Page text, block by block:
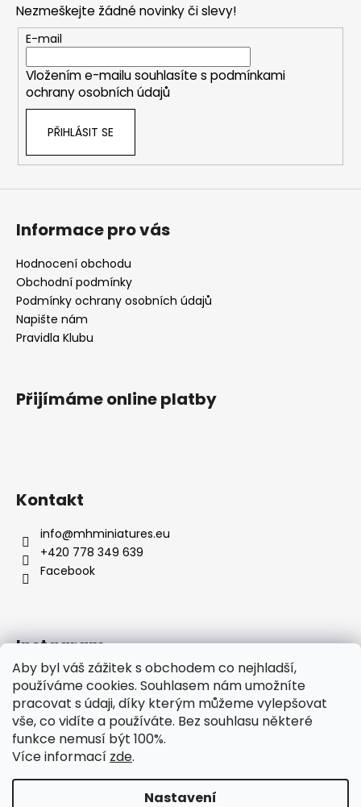
Aby byl váš zážitek s obchodem co nejhladší,
používáme cookies. Souhlasem nám umožníte
pracovat s údaji, díky kterým můžeme vylepšovat
vše, co vidíte a používáte. Bez souhlasu některé
funkce nemusí být 100%.
Více informací zde.
Nastavení
Nezmeškejte žádné novinky či slevy!
E-mail
Vložením e-mailu souhlasíte s podmínkami
ochrany osobních údajů
PŘIHLÁSIT SE
Informace pro vás
Hodnocení obchodu
Obchodní podmínky
Podmínky ochrany osobních údajů
Napište nám
Pravidla Klubu
Přijímáme online platby
Kontakt
info@mhminiatures.eu
+420 778 349 639
Facebook
Instagram
Komunita O Nás Klubovna Soutěže
Hodnocení zákazníků